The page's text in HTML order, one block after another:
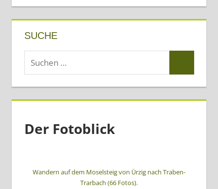
SUCHE
Suchen
Der Fotoblick
Wandern auf dem Moselsteig von Ürzig nach Traben-
Trarbach (66 Fotos).